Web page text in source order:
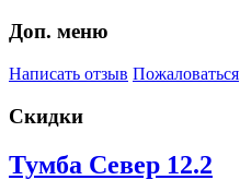
Доп. меню
Написать отзыв Пожаловаться
Скидки
Тумба Север 12.2